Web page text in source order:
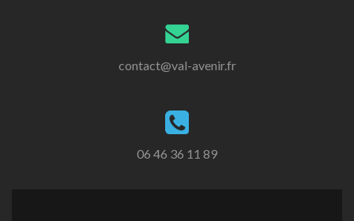
contact@val-avenir.fr
06 46 36 11 89